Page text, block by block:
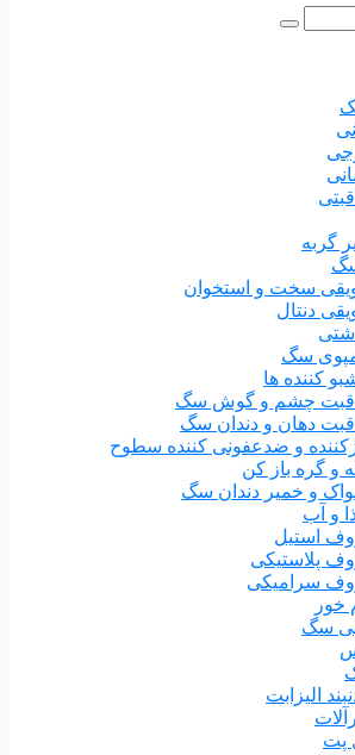
گربه
سخت و استخوان
دنتال
سگ
کننده ها
چشم و گوش سگ
دهان و دندان سگ
و ضدعفونی کننده سطوح
و گره باز کن
و خمیر دندان سگ
و آب
استیل
پلاستیکی
سرامیکی
خور
سگ
الیزابت
پت